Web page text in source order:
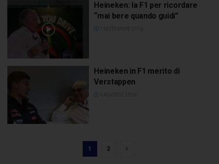
Heineken: la F1 per ricordare
“mai bere quando guidi”
Heineken in F1 merito di
Verstappen
1 2